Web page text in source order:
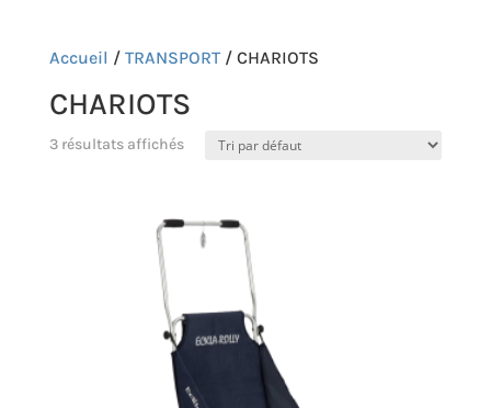
Accueil / TRANSPORT/ CHARIOTS
CHARIOTS
3 résultats affichés